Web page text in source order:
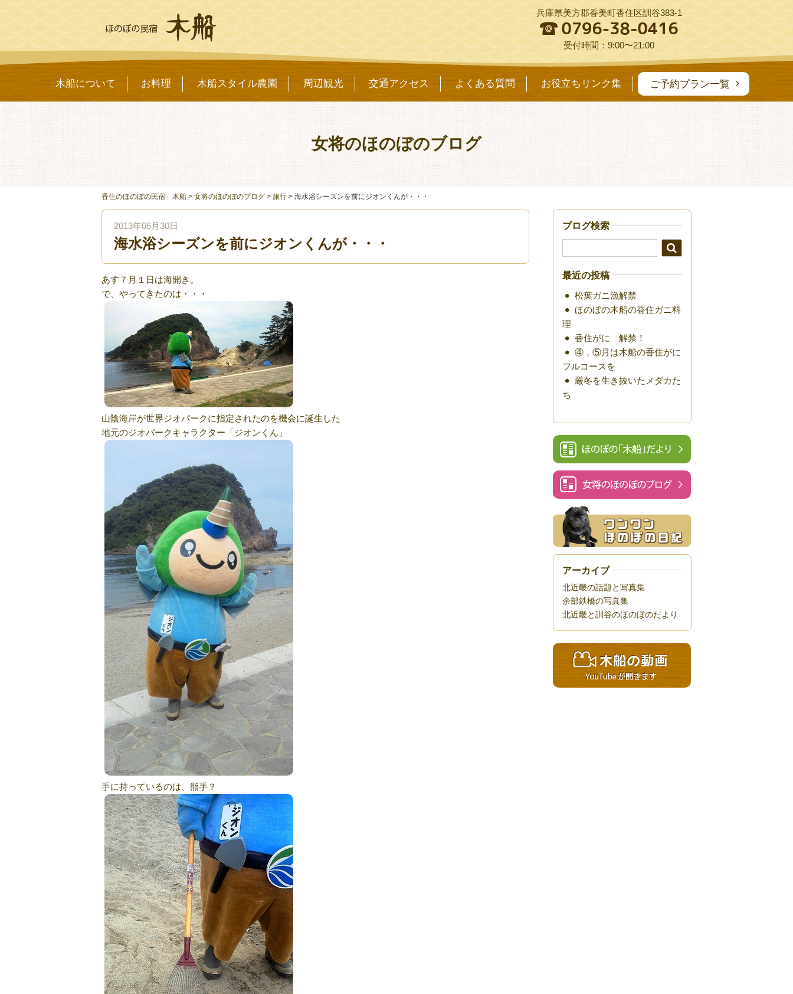
兵庫県美方郡香美町香住区訓谷383-1
受付時間：9:00〜21:00
木船について お料理 木船スタイル農園 周辺観光 交通アクセス よくある質問 お役立ちリンク集 ご予約プラン一覧
女将のほのぼのブログ
香住のほのぼの民宿 木船 > 女将のほのぼのブログ > 旅行 > 海水浴シーズンを前にジオンくんが・・・
2013年06月30日
海水浴シーズンを前にジオンくんが・・・
あす７月１日は海開き。
で、やってきたのは・・・
山陰海岸が世界ジオパークに指定されたのを機会に誕生した
地元のジオパークキャラクター「ジオンくん」
手に持っているのは、熊手？
ブログ検索
最近の投稿
松葉ガニ漁解禁
ほのぼの木船の香住ガニ料
理
香住がに 解禁！
④，⑤月は木船の香住がに
フルコースを
厳冬を生き抜いたメダカた
ち
アーカイブ
北近畿の話題と写真集
余部鉄橋の写真集
北近畿と訓谷のほのぼのだより